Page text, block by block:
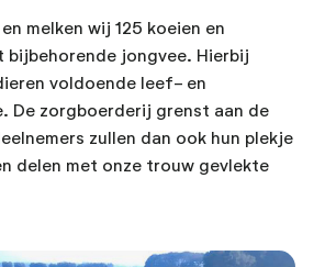
melken wij 125 koeien en
bijbehorende jongvee. Hierbij
voldoende leef- en
De zorgboerderij grenst aan de
zullen dan ook hun plekje
delen met onze trouw gevlekte